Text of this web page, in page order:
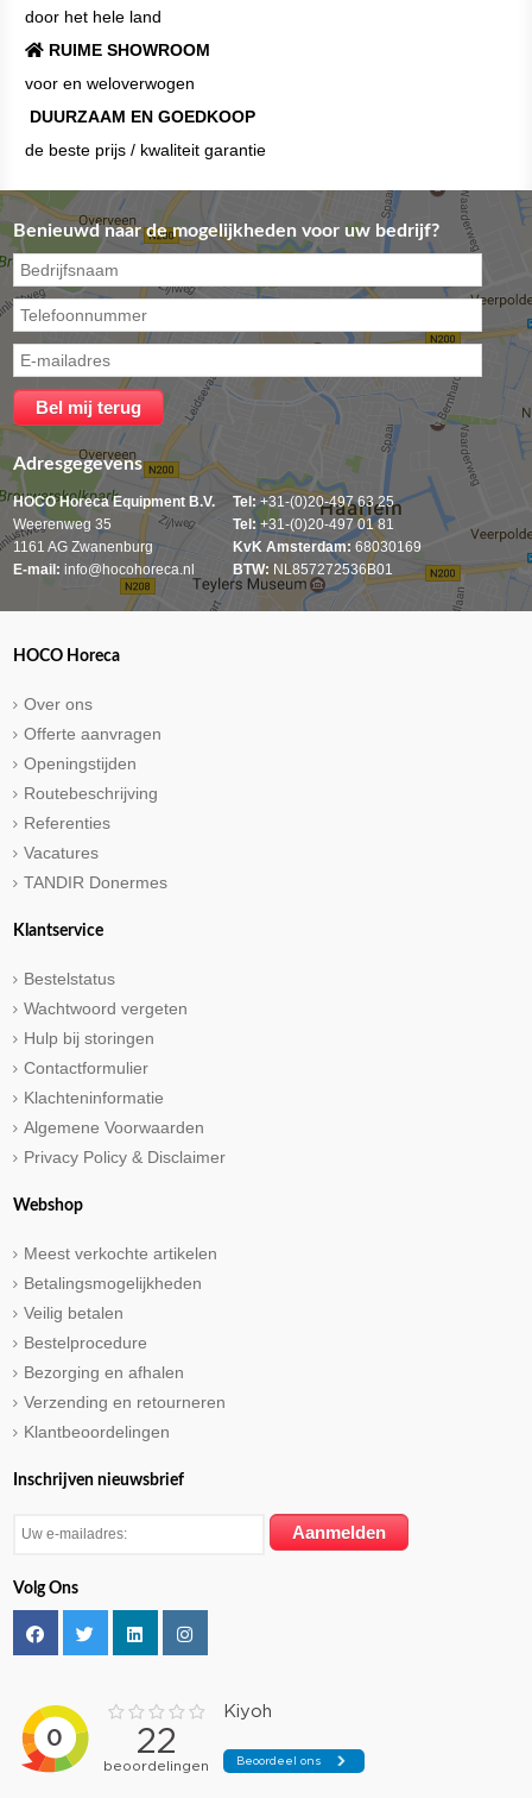
door het hele land
RUIME SHOWROOM
voor en weloverwogen
DUURZAAM EN GOEDKOOP
de beste prijs / kwaliteit garantie
Benieuwd naar de mogelijkheden voor uw bedrijf?
Adresgegevens
HOCO Horeca Equipment B.V.
Weerenweg 35
1161 AG Zwanenburg
E-mail: info@hocohoreca.nl
Tel: +31-(0)20-497 63 25
Tel:+31-(0)20-497 01 81
KvK Amsterdam: 68030169
BTW: NL857272536B01
HOCO Horeca
Over ons
Offerte aanvragen
Openingstijden
Routebeschrijving
Referenties
Vacatures
TANDIR Donermes
Klantservice
Bestelstatus
Wachtwoord vergeten
Hulp bij storingen
Contactformulier
Klachteninformatie
Algemene Voorwaarden
Privacy Policy & Disclaimer
Webshop
Meest verkochte artikelen
Betalingsmogelijkheden
Veilig betalen
Bestelprocedure
Bezorging en afhalen
Verzending en retourneren
Klantbeoordelingen
Inschrijven nieuwsbrief
Volg Ons